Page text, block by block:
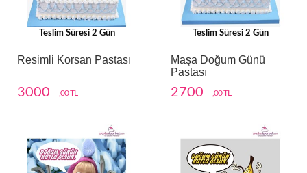
Teslim Süresi 2 Gün
Resimli Korsan Pastası
3000 ,00 TL
Teslim Süresi 2 Gün
Maşa Doğum Günü
Pastası
2700 ,00 TL